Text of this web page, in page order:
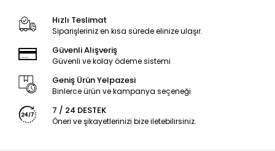
Hızlı Teslimat
Siparişleriniz en kısa sürede elinize ulaşır.
Güvenli Alışveriş
Güvenli ve kolay ödeme sistemi
Geniş Ürün Yelpazesi
Binlerce ürün ve kampanya seçeneği
7 / 24 DESTEK
Öneri ve şikayetlerinizi bize iletebilirsiniz.